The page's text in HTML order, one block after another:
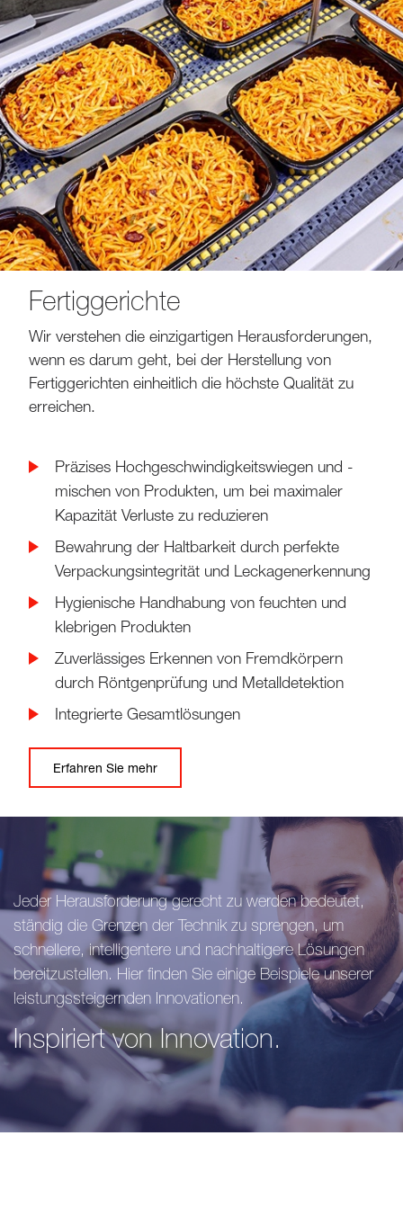
Fertiggerichte
Wir verstehen die einzigartigen Herausforderungen,
wenn es darum geht, bei der Herstellung von
Fertiggerichten einheitlich die höchste Qualität zu
erreichen.
Präzises Hochgeschwindigkeitswiegen und -
mischen von Produkten, um bei maximaler
Kapazität Verluste zu reduzieren
Bewahrung der Haltbarkeit durch perfekte
Verpackungsintegrität und Leckagenerkennung
Hygienische Handhabung von feuchten und
klebrigen Produkten
Zuverlässiges Erkennen von Fremdkörpern
durch Röntgenprüfung und Metalldetektion
Integrierte Gesamtlösungen
Erfahren Sie mehr
Jeder Herausforderung gerecht zu werden bedeutet,
ständig die Grenzen der Technik zu sprengen, um
schnellere, intelligentere und nachhaltigere Lösungen
bereitzustellen. Hier finden Sie einige Beispiele unserer
leistungssteigernden Innovationen.
Inspiriert von Innovation.